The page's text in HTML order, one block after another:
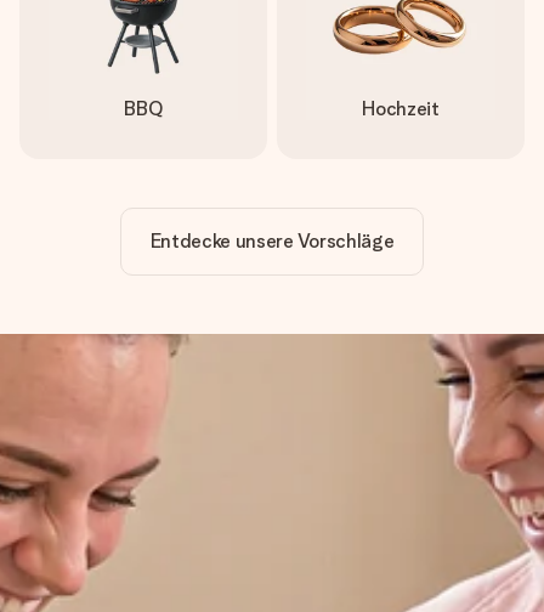
BBQ Hochzeit
Entdecke unsere Vorschläge